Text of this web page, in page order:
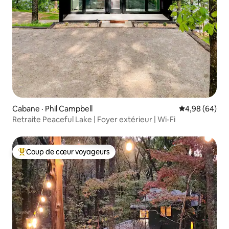
Cabane · Phil Campbell Note
4,98 (64)
Retraite Peaceful Lake | Foyer extérieur | Wi-Fi
Coup de cœur voyageurs parmi les plus aimés
Coup de cœur voyageurs